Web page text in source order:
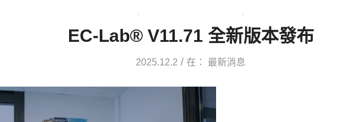
EC-Lab® V11.71 全新版本發布
2025.12.2 / 在： 最新消息